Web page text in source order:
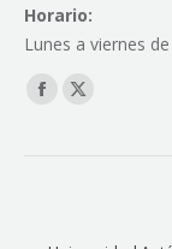
Horario:
Lunes a viernes
Find us on:
Facebook
X